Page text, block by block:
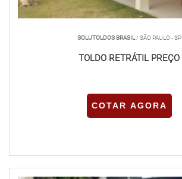
SOLUTOLDOS BRASIL/ SÃO PAULO - SP
TOLDO RETRÁTIL PREÇO
COTAR AGORA